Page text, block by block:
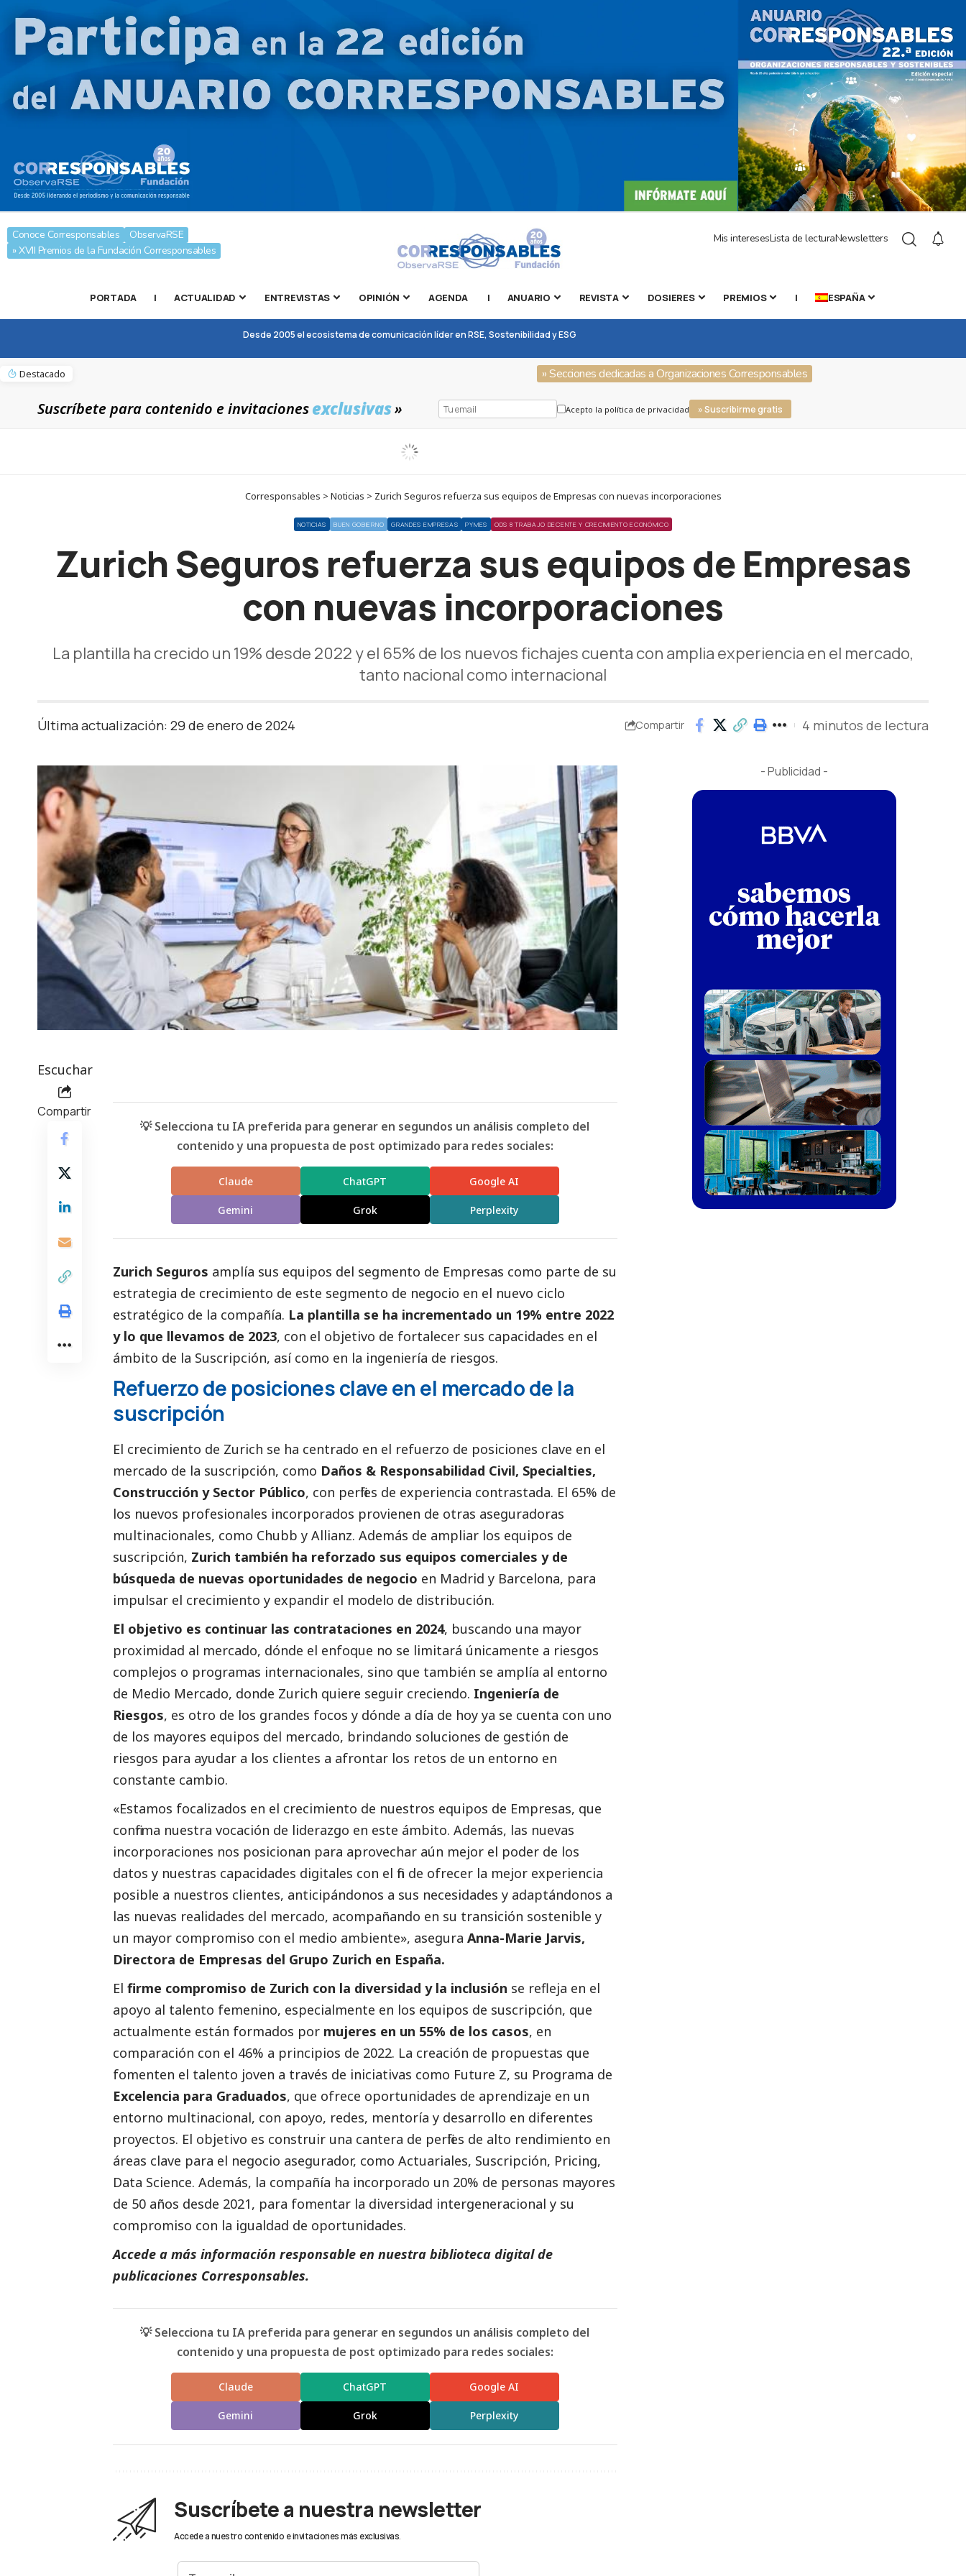
Conoce Corresponsables
ObservaRSE
» XVII Premios de la Fundación Corresponsables
Mis interesesLista de lecturaNewsletters
PORTADA | ACTUALIDAD ENTREVISTAS OPINIÓN AGENDA | ANUARIO REVISTA DOSIERES PREMIOS | ESPAÑA
Desde 2005 el ecosistema de comunicación líder en RSE, Sostenibilidad y ESG
Destacado » Secciones dedicadas a Organizaciones Corresponsables
Suscríbete para contenido e invitacionesexclusivas» Acepto la política de privacidad » Suscribirme gratis
Corresponsables > Noticias > Zurich Seguros refuerza sus equipos de Empresas con nuevas incorporaciones
NOTICIAS BUEN GOBIERNO GRANDES EMPRESAS PYMES ODS 8 TRABAJO DECENTE Y CRECIMIENTO ECONÓMICO
Zurich Seguros refuerza sus equipos de Empresas
con nuevas incorporaciones
La plantilla ha crecido un 19% desde 2022 y el 65% de los nuevos fichajes cuenta con amplia experiencia en el mercado,
tanto nacional como internacional
Última actualización: 29 de enero de 2024 Compartir 4 minutos de lectura
Escuchar
Compartir
💡 Selecciona tu IA preferida para generar en segundos un análisis completo del
contenido y una propuesta de post optimizado para redes sociales:
Claude ChatGPT Google AI
Gemini Grok Perplexity
Zurich Seguros amplía sus equipos del segmento de Empresas como parte de su
estrategia de crecimiento de este segmento de negocio en el nuevo ciclo
estratégico de la compañía. La plantilla se ha incrementado un 19% entre 2022
y lo que llevamos de 2023, con el objetivo de fortalecer sus capacidades en el
ámbito de la Suscripción, así como en la ingeniería de riesgos.
Refuerzo de posiciones clave en el mercado de la
suscripción
El crecimiento de Zurich se ha centrado en el refuerzo de posiciones clave en el
mercado de la suscripción, como Daños & Responsabilidad Civil, Specialties,
Construcción y Sector Público, con perfiles de experiencia contrastada. El 65% de
los nuevos profesionales incorporados provienen de otras aseguradoras
multinacionales, como Chubb y Allianz. Además de ampliar los equipos de
suscripción, Zurich también ha reforzado sus equipos comerciales y de
búsqueda de nuevas oportunidades de negocio en Madrid y Barcelona, para
impulsar el crecimiento y expandir el modelo de distribución.
El objetivo es continuar las contrataciones en 2024, buscando una mayor
proximidad al mercado, dónde el enfoque no se limitará únicamente a riesgos
complejos o programas internacionales, sino que también se amplía al entorno
de Medio Mercado, donde Zurich quiere seguir creciendo. Ingeniería de
Riesgos, es otro de los grandes focos y dónde a día de hoy ya se cuenta con uno
de los mayores equipos del mercado, brindando soluciones de gestión de
riesgos para ayudar a los clientes a afrontar los retos de un entorno en
constante cambio.
«Estamos focalizados en el crecimiento de nuestros equipos de Empresas, que
confirma nuestra vocación de liderazgo en este ámbito. Además, las nuevas
incorporaciones nos posicionan para aprovechar aún mejor el poder de los
datos y nuestras capacidades digitales con el fin de ofrecer la mejor experiencia
posible a nuestros clientes, anticipándonos a sus necesidades y adaptándonos a
las nuevas realidades del mercado, acompañando en su transición sostenible y
un mayor compromiso con el medio ambiente», asegura Anna-Marie Jarvis,
Directora de Empresas del Grupo Zurich en España.
El firme compromiso de Zurich con la diversidad y la inclusión se refleja en el
apoyo al talento femenino, especialmente en los equipos de suscripción, que
actualmente están formados por mujeres en un 55% de los casos, en
comparación con el 46% a principios de 2022. La creación de propuestas que
fomenten el talento joven a través de iniciativas como Future Z, su Programa de
Excelencia para Graduados, que ofrece oportunidades de aprendizaje en un
entorno multinacional, con apoyo, redes, mentoría y desarrollo en diferentes
proyectos. El objetivo es construir una cantera de perfiles de alto rendimiento en
áreas clave para el negocio asegurador, como Actuariales, Suscripción, Pricing,
Data Science. Además, la compañía ha incorporado un 20% de personas mayores
de 50 años desde 2021, para fomentar la diversidad intergeneracional y su
compromiso con la igualdad de oportunidades.
Accede a más información responsable en nuestra biblioteca digital de
publicaciones Corresponsables.
💡 Selecciona tu IA preferida para generar en segundos un análisis completo del
contenido y una propuesta de post optimizado para redes sociales:
Claude ChatGPT Google AI
Gemini Grok Perplexity
Suscríbete a nuestra newsletter
Accede a nuestro contenido e invitaciones más exclusivas.
- Publicidad -